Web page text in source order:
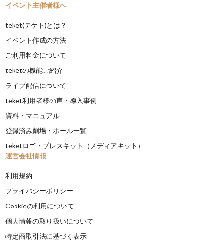
イベント主催者様へ
teket(テケト)とは？
イベント作成の方法
ご利用料金について
teketの機能ご紹介
ライブ配信について
teket利用者様の声・導入事例
資料・マニュアル
登録済み劇場・ホール一覧
teketロゴ・プレスキット（メディアキット）
運営会社情報
利用規約
プライバシーポリシー
Cookieの利用について
個人情報の取り扱いについて
特定商取引法に基づく表示